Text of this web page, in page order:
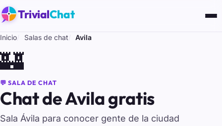
TrivialChat
Inicio Salas de chat Avila
🏰
💬 SALA DE CHAT
Chat de Avila gratis
Sala Ávila para conocer gente de la ciudad